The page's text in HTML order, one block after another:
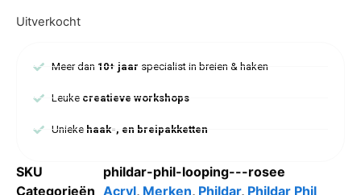
Uitverkocht
Meer dan 10+ jaar specialist in breien & haken
Leuke creatieve workshops
Uniekehaak-, en breipakketten
SKU
phildar-phil-looping---rosee
Categorieën Acryl, Merken, Phildar, Phildar Phil